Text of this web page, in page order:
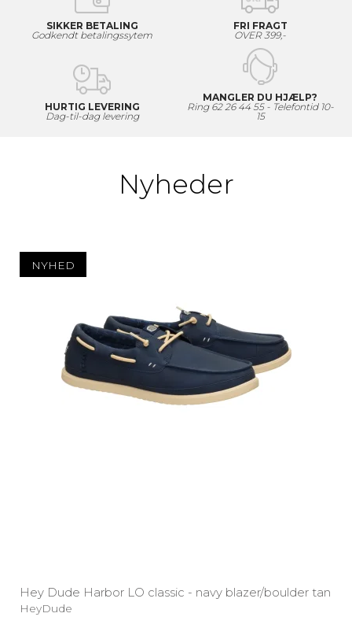
SIKKER BETALING
Godkendt betalingssytem
FRI FRAGT
OVER 399,-
HURTIG LEVERING
Dag-til-dag levering
MANGLER DU HJÆLP?
Ring 62 26 44 55 - Telefontid 10-
15
Nyheder
NYHED
Hey Dude Harbor LO classic - navy blazer/boulder tan
HeyDude